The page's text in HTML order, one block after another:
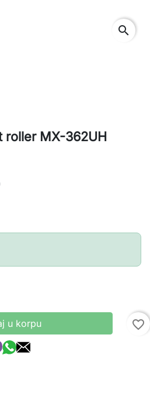
search
roller MX-362UH
u korpu
favorite_border